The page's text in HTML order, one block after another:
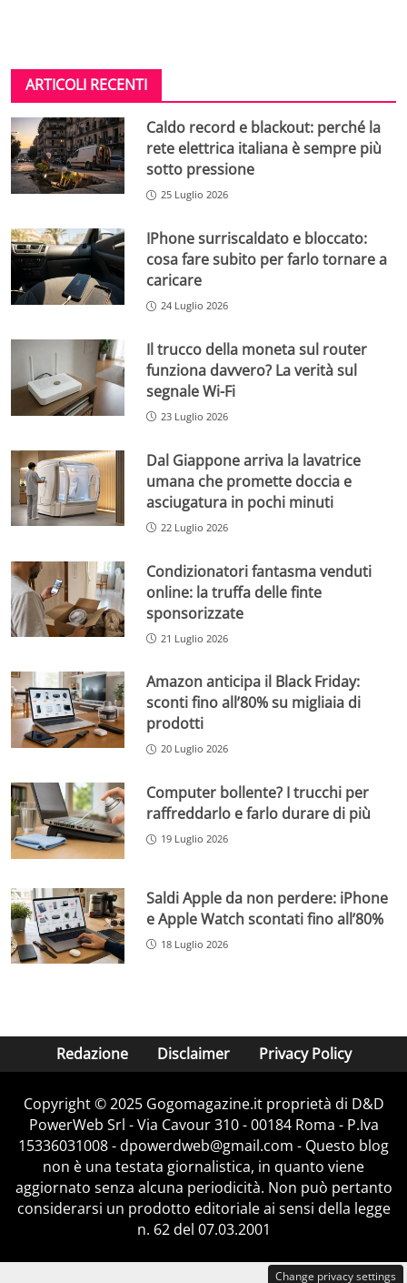
ARTICOLI RECENTI
Caldo record e blackout: perché la
rete elettrica italiana è sempre più
sotto pressione
25 Luglio 2026
IPhone surriscaldato e bloccato:
cosa fare subito per farlo tornare a
caricare
24 Luglio 2026
Il trucco della moneta sul router
funziona davvero? La verità sul
segnale Wi-Fi
23 Luglio 2026
Dal Giappone arriva la lavatrice
umana che promette doccia e
asciugatura in pochi minuti
22 Luglio 2026
Condizionatori fantasma venduti
online: la truffa delle finte
sponsorizzate
21 Luglio 2026
Amazon anticipa il Black Friday:
sconti fino all’80% su migliaia di
prodotti
20 Luglio 2026
Computer bollente? I trucchi per
raffreddarlo e farlo durare di più
19 Luglio 2026
Saldi Apple da non perdere: iPhone
e Apple Watch scontati fino all’80%
18 Luglio 2026
Redazione Disclaimer Privacy Policy
Copyright © 2025 Gogomagazine.it proprietà di D&D
PowerWeb Srl - Via Cavour 310 - 00184 Roma - P.Iva
15336031008 - dpowerdweb@gmail.com - Questo blog
non è una testata giornalistica, in quanto viene
aggiornato senza alcuna periodicità. Non può pertanto
considerarsi un prodotto editoriale ai sensi della legge
n. 62 del 07.03.2001
Change privacy settings